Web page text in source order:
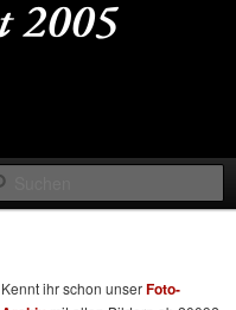
Kennt ihr schon unserFoto-